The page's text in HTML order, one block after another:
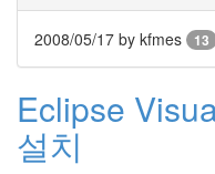
2008/05/17 by kfmes 13
Eclipse
설치
kfmes
JateON
테
슬
라